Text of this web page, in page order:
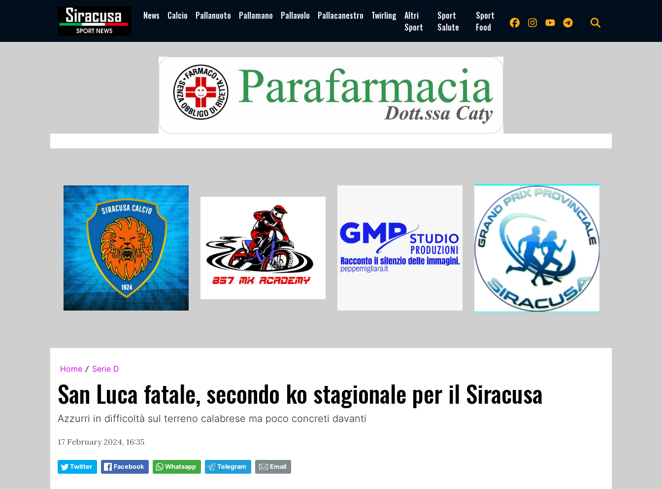
News Calcio Pallanuoto Pallamano Pallavolo Pallacanestro Twirling
Altri
Sport
Sport
Salute
Sport
Food
Home / Serie D
San Luca fatale, secondo ko stagionale per il Siracusa
Azzurri in difficoltà sul terreno calabrese ma poco concreti davanti
17 February 2024, 16:35
Twitter Facebook Whatsapp Telegram Email